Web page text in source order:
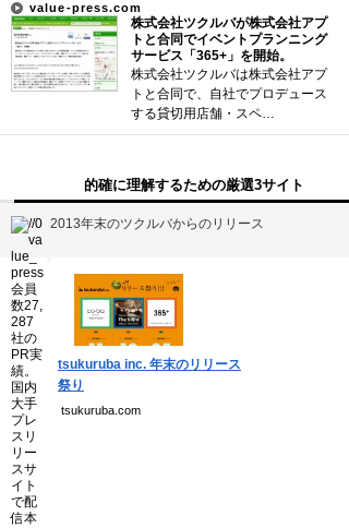
value-press.com
株式会社ツクルバが株式会社アプ
トと合同でイベントプランニング
サービス「365+」を開始。
株式会社ツクルバは株式会社アプ
トと合同で、自社でプロデュース
する貸切用店舗・スペ…
的確に理解するための厳選3サイト
2013年末のツクルバからのリリース
tsukuruba inc. 年末のリリース
祭り
tsukuruba.com
新着まとめ
「0180」などの有料通話にご注意を
UberEATSをお得に活用す…
Curated Mediaについて
利用規約
個人情報保護方針
運営会社
Copyright(C) Ea.Inc.
All Right Reserved.